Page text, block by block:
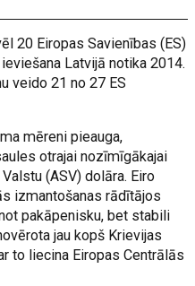
20 Eiropas Savienības (ES)
Latvijā notika 2014.
veido 21 no 27 ES
mēreni pieauga,
otrajai nozīmīgākajai
(ASV) dolāra. Eiro
izmantošanas rādītājos
pakāpenisku, bet stabili
jau kopš Krievijas
to liecina Eiropas Centrālās